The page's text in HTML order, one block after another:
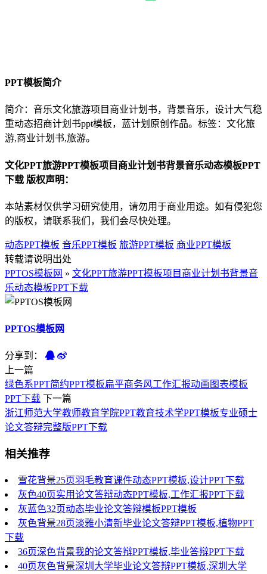
PPT模板简介
简介：音乐文化旅游项目商业计划书，背景音乐，设计大气稳
重动态招商计划书ppt模板，蓝计划原创作品。标签：文化旅
游,商业计划书,旅游。
文化PPT旅游PPT模板项目商业计划书背景音乐动态模板PPT
下载 版权声明：
本站素材仅供学习研究使用，请勿用于商业用途。如有侵犯您
的版权，请联系我们，我们会尽快处理。
动态PPT模板 音乐PPT模板 旅游PPT模板 商业PPT模板
转载请说明出处
PPTOS模板网 » 文化PPT旅游PPT模板项目商业计划书背景音
乐动态模板PPT下载
PPTOS模板网
分享到：
上一篇
绿色系PPT简约PPT模板扁平商务风工作汇报动画图表模板
PPT下载 下一篇
浙江师范大学教师教育学院PPT教育技术学PPT模板专业硕士
论文答辩完整版PPT下载
相关推荐
雪花背景25页羽毛教育课件动态PPT模板,设计PPT下载
灰色40页实用论文答辩动态PPT模板,工作汇报PPT下载
灰蓝色32页动态毕业论文答辩模板PPT模板
灰色背景28页淡雅小清新毕业论文答辩PPT模板,植物PPT
下载
36页深色背景我的论文答辩PPT模板,毕业答辩PPT下载
40页灰色背景深圳大学毕业论文答辩PPT模板,深圳大学